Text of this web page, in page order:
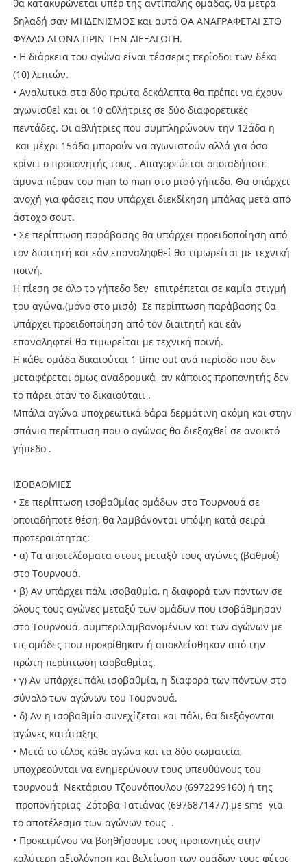
θα κατακυρώνεται υπέρ της αντίπαλης ομάδας, θα μετρά
δηλαδή σαν ΜΗΔΕΝΙΣΜΟΣ και αυτό ΘΑ ΑΝΑΓΡΑΦΕΤΑΙ ΣΤΟ
ΦΥΛΛΟ ΑΓΩΝΑ ΠΡΙΝ ΤΗΝ ΔΙΕΞΑΓΩΓΗ.
• Η διάρκεια του αγώνα είναι τέσσερις περίοδοι των δέκα
(10) λεπτών.
• Αναλυτικά στα δύο πρώτα δεκάλεπτα θα πρέπει να έχουν
αγωνισθεί και οι 10 αθλήτριες σε δύο διαφορετικές
πεντάδες. Οι αθλήτριες που συμπληρώνουν την 12άδα η
και μέχρι 15άδα μπορούν να αγωνιστούν αλλά για όσο
κρίνει ο προπονητής τους . Απαγορεύεται οποιαδήποτε
άμυνα πέραν του man to man στο μισό γήπεδο. Θα υπάρχει
ανοχή για φάσεις που υπάρχει διεκδίκηση μπάλας μετά από
άστοχο σουτ.
• Σε περίπτωση παράβασης θα υπάρχει προειδοποίηση από
τον διαιτητή και εάν επαναληφθεί θα τιμωρείται με τεχνική
ποινή.
Η πίεση σε όλο το γήπεδο δεν επιτρέπεται σε καμία στιγμή
του αγώνα.(μόνο στο μισό) Σε περίπτωση παράβασης θα
υπάρχει προειδοποίηση από τον διαιτητή και εάν
επαναληφτεί θα τιμωρείται με τεχνική ποινή.
Η κάθε ομάδα δικαιούται 1 time out ανά περίοδο που δεν
μεταφέρεται όμως αναδρομικά αν κάποιος προπονητής δεν
το πάρει όταν το δικαιούταιι .
Μπάλα αγώνα υποχρεωτικά 6άρα δερμάτινη ακόμη και στην
σπάνια περίπτωση που ο αγώνας θα διεξαχθεί σε ανοικτό
γήπεδο .
ΙΣΟΒΑΘΜΙΕΣ
• Σε περίπτωση ισοβαθμίας ομάδων στο Τουρνουά σε
οποιαδήποτε θέση, θα λαμβάνονται υπόψη κατά σειρά
προτεραιότητας:
• α) Τα αποτελέσματα στους μεταξύ τους αγώνες (βαθμοί)
στο Τουρνουά.
• β) Αν υπάρχει πάλι ισοβαθμία, η διαφορά των πόντων σε
όλους τους αγώνες μεταξύ των ομάδων που ισοβάθμησαν
στο Τουρνουά, συμπεριλαμβανομένων και των αγώνων με
τις ομάδες που προκρίθηκαν ή αποκλείσθηκαν από την
πρώτη περίπτωση ισοβαθμίας.
• γ) Αν υπάρχει πάλι ισοβαθμία, η διαφορά των πόντων στο
σύνολο των αγώνων του Τουρνουά.
• δ) Αν η ισοβαθμία συνεχίζεται και πάλι, θα διεξάγονται
αγώνες κατάταξης
• Μετά το τέλος κάθε αγώνα και τα δύο σωματεία,
υποχρεούνται να ενημερώνουν τους υπευθύνους του
τουρνουά Νεκτάριου Τζουνόπουλου (6972299160) ή της
προπονήτριας Ζότοβα Τατιάνας (6976871477) με sms για
το αποτέλεσμα των αγώνων τους .
• Προκειμένου να βοηθήσουμε τους προπονητές στην
καλύτερη αξιολόγηση και βελτίωση των ομάδων τους φέτος